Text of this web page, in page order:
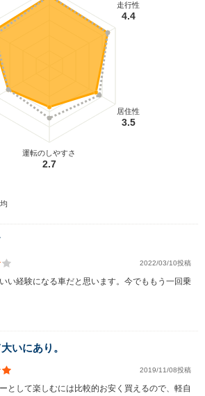
走行性
4.4
居住性
3.5
運転のしやすさ
2.7
2022/03/10投稿
い経験になる車だと思います。今でももう一回乗
いにあり。
2019/11/08投稿
として楽しむには比較的お安く買えるので、軽自